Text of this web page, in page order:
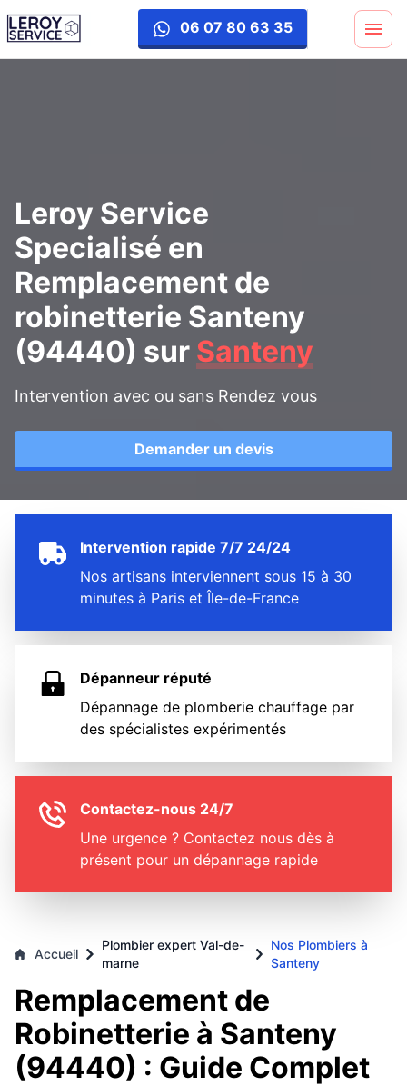
06 07 80 63 35
remplacement-robinetterie
Leroy Service
Specialisé en
Remplacement de
robinetterie Santeny
(94440) sur Santeny
Intervention avec ou sans Rendez vous
Demander un devis
Intervention rapide 7/7 24/24
Nos artisans interviennent sous 15 à 30
minutes à Paris et Île-de-France
Dépanneur réputé
Dépannage de plomberie chauffage par
des spécialistes expérimentés
Contactez-nous 24/7
Une urgence ? Contactez nous dès à
présent pour un dépannage rapide
Accueil
Plombier expert Val-de-
marne
Nos Plombiers à
Santeny
Remplacement de
Robinetterie à Santeny
(94440) : Guide Complet